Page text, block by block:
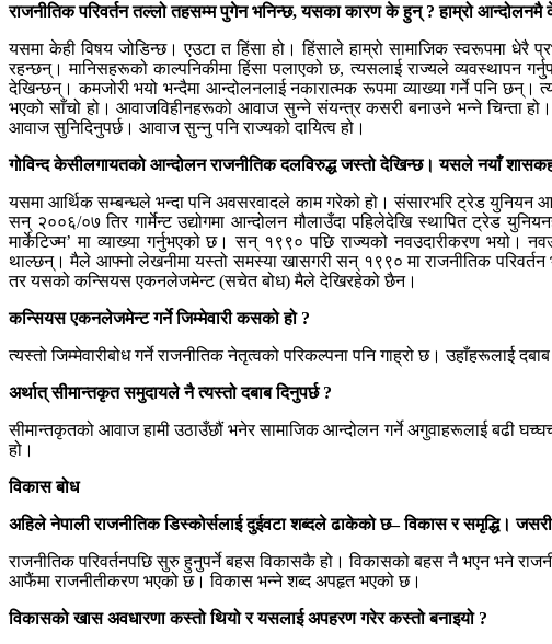
राजनीतिक परिवर्तन तल्लो तहसम्म पुगेन भनिन्छ, यसका कारण के हुन् ? हाम्रो
यसमा केही विषय जोडिन्छ। एउटा त हिंसा हो। हिंसाले हाम्रो सामाजिक स्वरूपमा धेरै
रहन्छन्। मानिसहरूको काल्पनिकीमा हिंसा पलाएको छ, त्यसलाई राज्यले व्यवस्थापन
देखिन्छन्। कमजोरी भयो भन्दैमा आन्दोलनलाई नकारात्मक रूपमा व्याख्या गर्ने पनि
भएको साँचो हो। आवाजविहीनहरूको आवाज सुन्ने संयन्त्र कसरी बनाउने भन्ने चिन्ता
आवाज सुनिदिनुपर्छ। आवाज सुन्नु पनि राज्यको दायित्व हो।
गोविन्द केसीलगायतको आन्दोलन राजनीतिक दलविरुद्ध जस्तो देखिन्छ। यसले नयाँ
यसमा आर्थिक सम्बन्धले भन्दा पनि अवसरवादले काम गरेको हो। संसारभरि ट्रेड युनियन
सन् २००६/०७ तिर गार्मेन्ट उद्योगमा आन्दोलन मौलाउँदा पहिलेदेखि स्थापित ट्रेड
मार्केटिज्म’ मा व्याख्या गर्नुभएको छ। सन् १९९० पछि राज्यको नवउदारीकरण भयो।
थाल्छन्। मैले आफ्नो लेखनीमा यस्तो समस्या खासगरी सन् १९९० मा राजनीतिक
तर यसको कन्सियस एकनलेजमेन्ट (सचेत बोध) मैले देखिरहेको छैन।
कन्सियस एकनलेजमेन्ट गर्ने जिम्मेवारी कसको हो ?
त्यस्तो जिम्मेवारीबोध गर्ने राजनीतिक नेतृत्वको परिकल्पना पनि गाह्रो छ। उहाँहरूलाई
अर्थात् सीमान्तकृत समुदायले नै त्यस्तो दबाब दिनुपर्छ ?
सीमान्तकृतको आवाज हामी उठाउँछौं भनेर सामाजिक आन्दोलन गर्ने अगुवाहरूलाई बढी
हो।
विकास बोध
अहिले नेपाली राजनीतिक डिस्कोर्सलाई दुईवटा शब्दले ढाकेको छ– विकास र समृद्धि।
राजनीतिक परिवर्तनपछि सुरु हुनुपर्ने बहस विकासकै हो। विकासको बहस नै भएन भने
आफैंमा राजनीतीकरण भएको छ। विकास भन्ने शब्द अपहृत भएको छ।
विकासको खास अवधारणा कस्तो थियो र यसलाई अपहरण गरेर कस्तो बनाइयो ?